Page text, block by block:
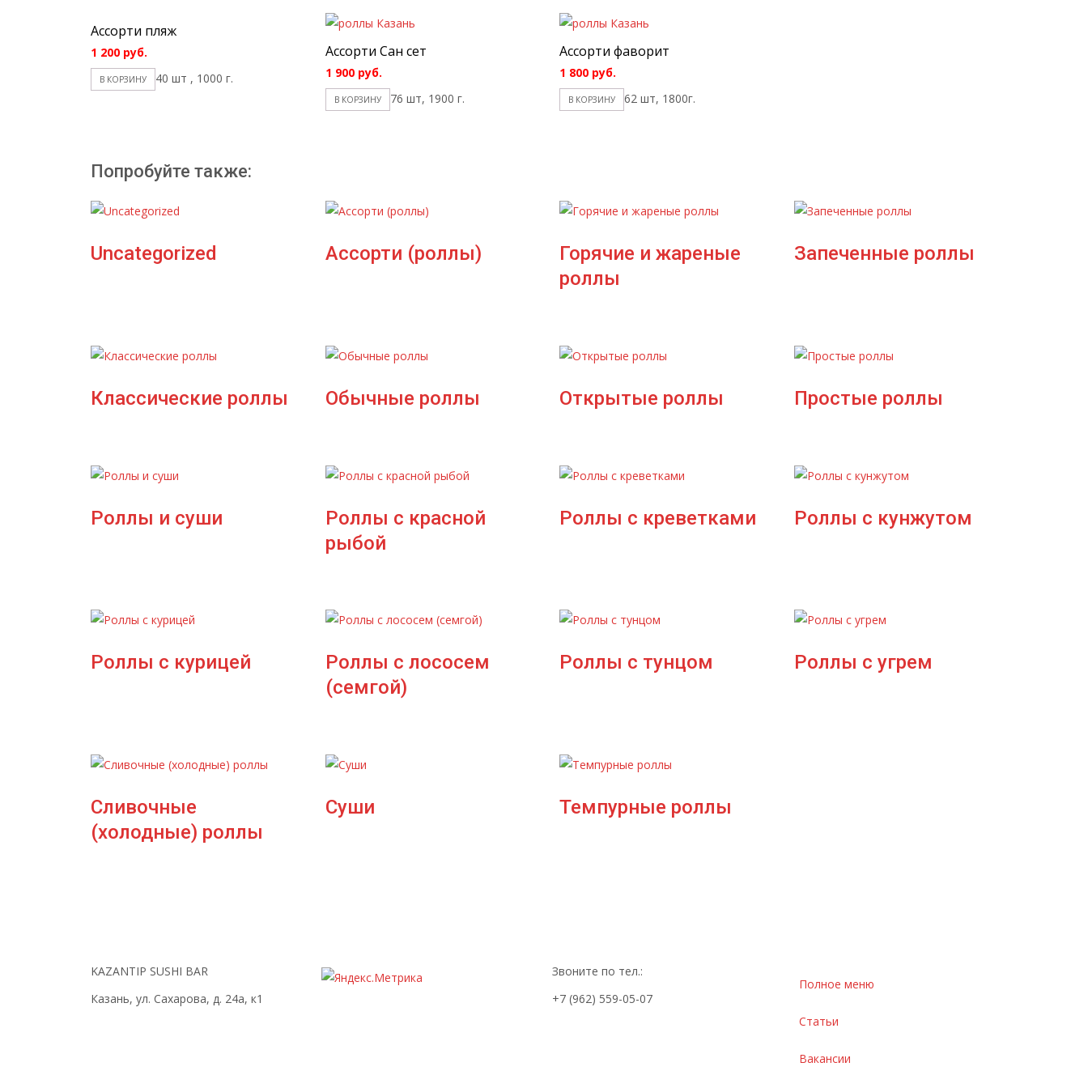
Ассорти пляж
1 200 руб.
В КОРЗИНУ 40 шт , 1000 г.
Ассорти Сан сет
1 900 руб.
В КОРЗИНУ 76 шт, 1900 г.
Ассорти фаворит
1 800 руб.
В КОРЗИНУ 62 шт, 1800г.
Попробуйте также:
Uncategorized Ассорти (роллы)
Горячие и жареные
роллы
Запеченные роллы
Классические роллы Обычные роллы Открытые роллы Простые роллы
Роллы и суши
Роллы с красной
рыбой
Роллы с креветками Роллы с кунжутом
Роллы с курицей
Роллы с лососем
(семгой)
Роллы с тунцом Роллы с угрем
Сливочные
(холодные) роллы
Суши Темпурные роллы
KAZANTIP SUSHI BAR
Казань, ул. Сахарова, д. 24а, к1
Звоните по тел.:
+7 (962) 559-05-07
Полное меню
Статьи
Вакансии